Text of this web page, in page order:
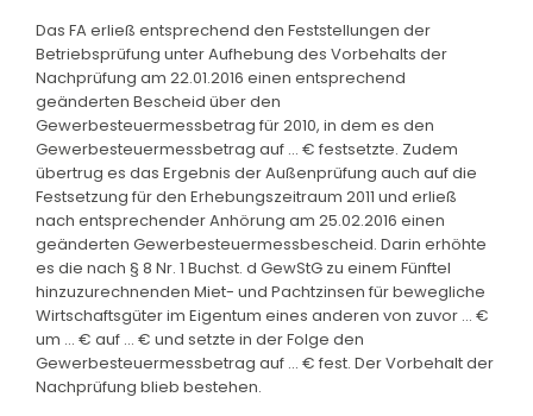
Das FA erließ entsprechend den Feststellungen der
Betriebsprüfung unter Aufhebung des Vorbehalts der
Nachprüfung am 22.01.2016 einen entsprechend
geänderten Bescheid über den
Gewerbesteuermessbetrag für 2010, in dem es den
Gewerbesteuermessbetrag auf ... € festsetzte. Zudem
übertrug es das Ergebnis der Außenprüfung auch auf die
Festsetzung für den Erhebungszeitraum 2011 und erließ
nach entsprechender Anhörung am 25.02.2016 einen
geänderten Gewerbesteuermessbescheid. Darin erhöhte
es die nach § 8 Nr. 1 Buchst. d GewStG zu einem Fünftel
hinzuzurechnenden Miet- und Pachtzinsen für bewegliche
Wirtschaftsgüter im Eigentum eines anderen von zuvor ... €
um ... € auf ... € und setzte in der Folge den
Gewerbesteuermessbetrag auf ... € fest. Der Vorbehalt der
Nachprüfung blieb bestehen.